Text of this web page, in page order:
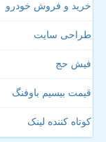
خرید و فروش خودرو
طراحی سایت
فیش حج
قیمت بیسیم باوفنگ
کوتاه کننده لینک